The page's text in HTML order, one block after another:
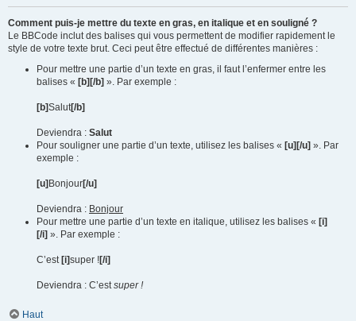
Comment puis-je mettre du texte en gras, en italique et en souligné ?
Le BBCode inclut des balises qui vous permettent de modifier rapidement le
style de votre texte brut. Ceci peut être effectué de différentes manières :
Pour mettre une partie d’un texte en gras, il faut l’enfermer entre les
balises « [b][/b] ». Par exemple :
[b]Salut[/b]
Deviendra : Salut
Pour souligner une partie d’un texte, utilisez les balises « [u][/u] ». Par
exemple :
[u] Bonjour[/u]
Deviendra : Bonjour
Pour mettre une partie d’un texte en italique, utilisez les balises « [i]
[/i] ». Par exemple :
C’est [i]super ![/i]
Deviendra : C’estsuper !
Haut